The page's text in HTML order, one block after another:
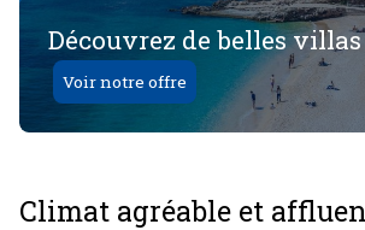
Découvrez de belles
Voir notre offre
Climat agréable et